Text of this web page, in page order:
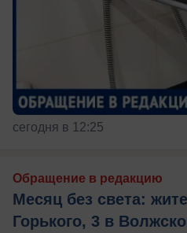
сегодня в 12:25
Обращение в редакцию
Месяц без света:
Горького, 3 в